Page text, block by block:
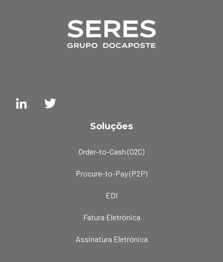
Soluções
Order-to-Cash (O2C)
Procure-to-Pay (P2P)
EDI
Fatura Eletrónica
Assinatura Eletrónica